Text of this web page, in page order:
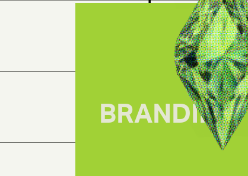
BRANDING